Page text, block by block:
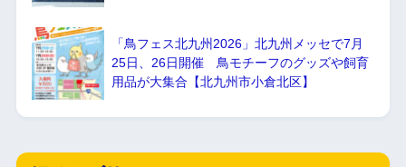
「鳥フェス北九州2026」北九州メッセで7月
25日、26日開催 鳥モチーフのグッズや飼育
用品が大集合【北九州市小倉北区】